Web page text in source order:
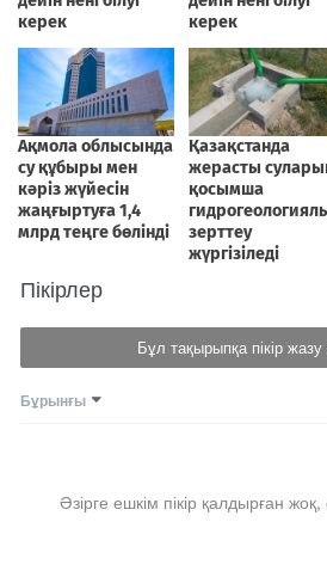
Пікірлер
Бұл тақырыпқа пікір
Бұрынғы
Әзірге ешкім пікір қалдырған жоқ,